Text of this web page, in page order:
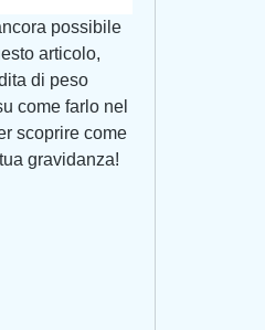
possibile
articolo,
di peso
come farlo nel
scoprire come
gravidanza!